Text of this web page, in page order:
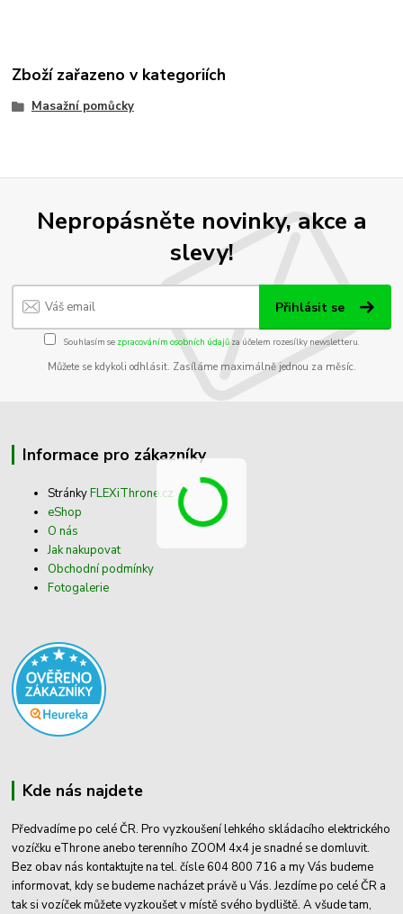
Zboží zařazeno v kategoriích
Masažní pomůcky
Nepropásněte novinky, akce a
slevy!
Přihlásit se
Souhlasím se zpracováním osobních údajůza účelem rozesílky newsletteru.
Můžete se kdykoli odhlásit. Zasíláme maximálně jednou za měsíc.
Informace pro zákazníky
StránkyFLEXiThrone.cz
eShop
O nás
Jak nakupovat
Obchodní podmínky
Fotogalerie
Kde nás najdete
Předvadíme po celé ČR. Pro vyzkoušení lehkého skládacího elektrického
vozíčku eThrone anebo terenního ZOOM 4x4 je snadné se domluvit.
Bez obav nás kontaktujte na tel. čísle 604 800 716 a my Vás budeme
informovat, kdy se budeme nacházet právě u Vás. Jezdíme po celé ČR a
tak si vozíček můžete vyzkoušet v místě svého bydliště. A všude tam,